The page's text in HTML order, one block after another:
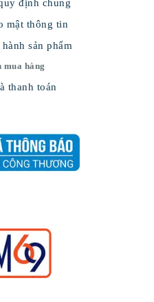
định chung
mật thông tin
sản phẩm
mua hàng
thanh toán